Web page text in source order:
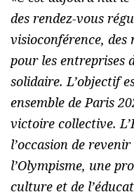
des rendez-vous
visioconférence, des
pour les entreprises
solidaire. L’objectif
ensemble de Paris
victoire collective.
l’occasion de
l’Olympisme, une
culture et de